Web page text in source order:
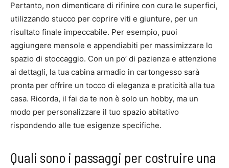
Pertanto, non dimenticare di rifinire con cura le superfici,
utilizzando stucco per coprire viti e giunture, per un
risultato finale impeccabile. Per esempio, puoi
aggiungere mensole e appendiabiti per massimizzare lo
spazio di stoccaggio. Con un po’ di pazienza e attenzione
ai dettagli, la tua cabina armadio in cartongesso sarà
pronta per offrire un tocco di eleganza e praticità alla tua
casa. Ricorda, il fai da te non è solo un hobby, ma un
modo per personalizzare il tuo spazio abitativo
rispondendo alle tue esigenze specifiche.
Quali sono i passaggi per costruire una